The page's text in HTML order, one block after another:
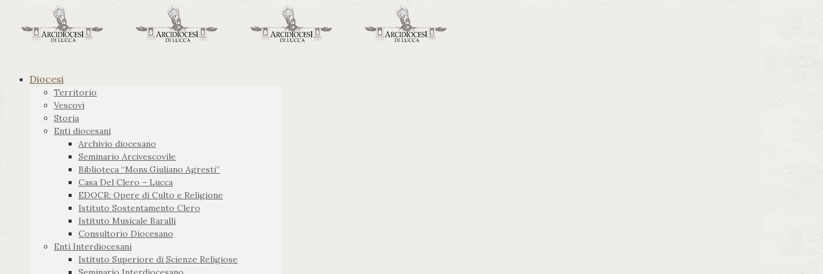
Diocesi
Territorio
Vescovi
Storia
Enti diocesani
Archivio diocesano
Seminario Arcivescovile
Biblioteca “Mons.Giuliano Agresti”
Casa Del Clero – Lucca
EDOCR: Opere di Culto e Religione
Istituto Sostentamento Clero
Istituto Musicale Baralli
Consultorio Diocesano
Enti Interdiocesani
Istituto Superiore di Scienze Religiose